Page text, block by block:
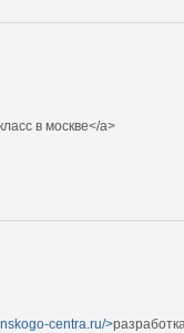
в москве</a>
centra.ru/>